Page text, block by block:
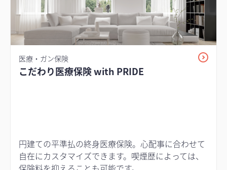
医療・ガン保険
こだわり医療保険 with PRIDE
円建ての平準払の終身医療保険。心配事に合わせて
自在にカスタマイズできます。喫煙歴によっては、